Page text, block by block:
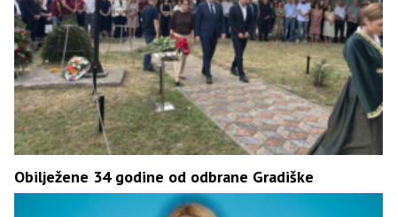
Obilježene 34 godine od odbrane Gradiške